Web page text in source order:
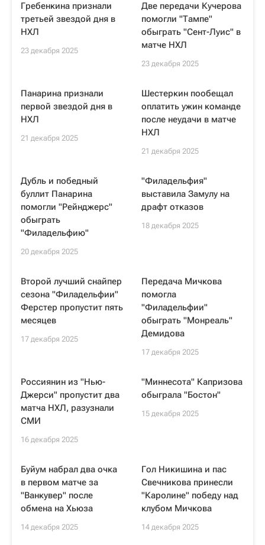
Гребенкина признали
третьей звездой дня в
НХЛ
23 декабря 2025
Две передачи Кучерова
помогли "Тампе"
обыграть "Сент-Луис" в
матче НХЛ
23 декабря 2025
Панарина признали
первой звездой дня в
НХЛ
21 декабря 2025
Шестеркин пообещал
оплатить ужин команде
после неудачи в матче
НХЛ
21 декабря 2025
Дубль и победный
буллит Панарина
помогли "Рейнджерс"
обыграть
"Филадельфию"
20 декабря 2025
"Филадельфия"
выставила Замулу на
драфт отказов
18 декабря 2025
Второй лучший снайпер
сезона "Филадельфии"
Ферстер пропустит пять
месяцев
17 декабря 2025
Передача Мичкова
помогла
"Филадельфии"
обыграть "Монреаль"
Демидова
17 декабря 2025
Россиянин из "Нью-
Джерси" пропустит два
матча НХЛ, разузнали
СМИ
16 декабря 2025
"Миннесота" Капризова
обыграла "Бостон"
15 декабря 2025
Буйум набрал два очка
в первом матче за
"Ванкувер" после
обмена на Хьюза
14 декабря 2025
Гол Никишина и пас
Свечникова принесли
"Каролине" победу над
клубом Мичкова
14 декабря 2025